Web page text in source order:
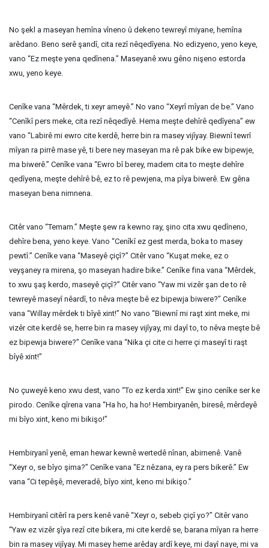
No şekl a maseyan hemîna vîneno û dekeno tewreyî miyane, hemîna
arêdano. Beno serê şandî, cita rezî nêqedîyena. No edizyeno, yeno keye,
vano “Ez meşte yena qedînena.” Maseyanê xwu gêno nişeno estorda
xwu, yeno keye.
Cenîke vana “Mêrdek, ti xeyr ameyê.” No vano “Xeyrî mîyan de be.” Vano
“Cenîkî pers meke, cita rezî nêqedîyê. Hema meşte dehîrê qedîyena” ew
vano “Labirê mi ewro cite kerdê, herre bin ra masey vijîyay. Biewnî tewrî
mîyan ra pirrê mase yê, ti bere ney maseyan ma rê pak bike ew bipewje,
ma biwerê.” Cenîke vana “Ewro bî berey, madem cita to meşte dehîre
qedîyena, meşte dehîrê bê, ez to rê pewjena, ma pîya biwerê. Ew gêna
maseyan bena nimnena.
Citêr vano “Temam.” Meşte şew ra kewno ray, şino cita xwu qedîneno,
dehîre bena, yeno keye. Vano “Cenîkî ez gest merda, boka to masey
pewtî.” Cenîke vana “Maseyê çiçî?” Citêr vano “Kuşat meke, ez o
veyşaney ra mirena, şo maseyan hadire bike.” Cenîke fina vana “Mêrdek,
to xwu şaş kerdo, maseyê çiçî?” Citêr vano “Yaw mi vizêr şan de to rê
tewreyê maseyî nêardî, to nêva meşte bê ez bipewja biwere?” Cenîke
vana “Willay mêrdek ti bîyê xint!” No vano “Biewnî mi raşt xint meke, mi
vizêr cite kerdê se, herre bin ra masey vijîyay, mi dayî to, to nêva meşte bê
ez bipewja biwere?” Cenîke vana “Nika çi cite ci herre çi maseyî ti raşt
bîyê xint!”
No çuweyê keno xwu dest, vano “To ez kerda xint!” Ew şino cenîke ser ke
pirodo. Cenîke qîrena vana “Ha ho, ha ho! Hembiryanên, biresê, mêrdeyê
mi bîyo xint, keno mi bikişo!”
Hembiryanî yenê, eman hewar kewnê wertedê nînan, abirnenê. Vanê
“Xeyr o, se bîyo şima?” Cenîke vana “Ez nêzana, ey ra pers bikerê.” Ew
vana “Ci tepêşê, meveradê, bîyo xint, keno mi bikişo.”
Hembiryanî citêrî ra pers kenê vanê “Xeyr o, sebeb çiçî yo?” Citêr vano
“Yaw ez vizêr şîya rezî cite bikera, mi cite kerdê se, barana mîyan ra herre
bin ra masey vijîyay. Mi masey heme arêday ardî keye, mi dayî naye, mi va